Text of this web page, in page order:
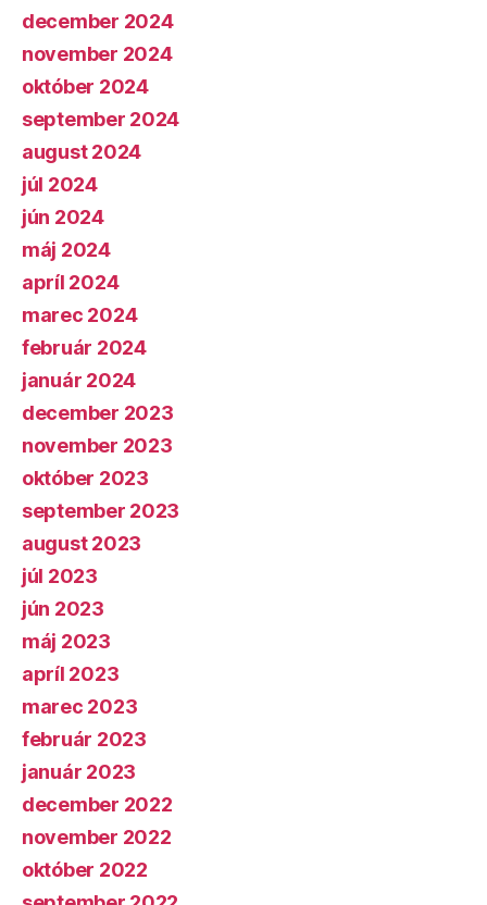
december 2024
november 2024
október 2024
september 2024
august 2024
júl 2024
jún 2024
máj 2024
apríl 2024
marec 2024
február 2024
január 2024
december 2023
november 2023
október 2023
september 2023
august 2023
júl 2023
jún 2023
máj 2023
apríl 2023
marec 2023
február 2023
január 2023
december 2022
november 2022
október 2022